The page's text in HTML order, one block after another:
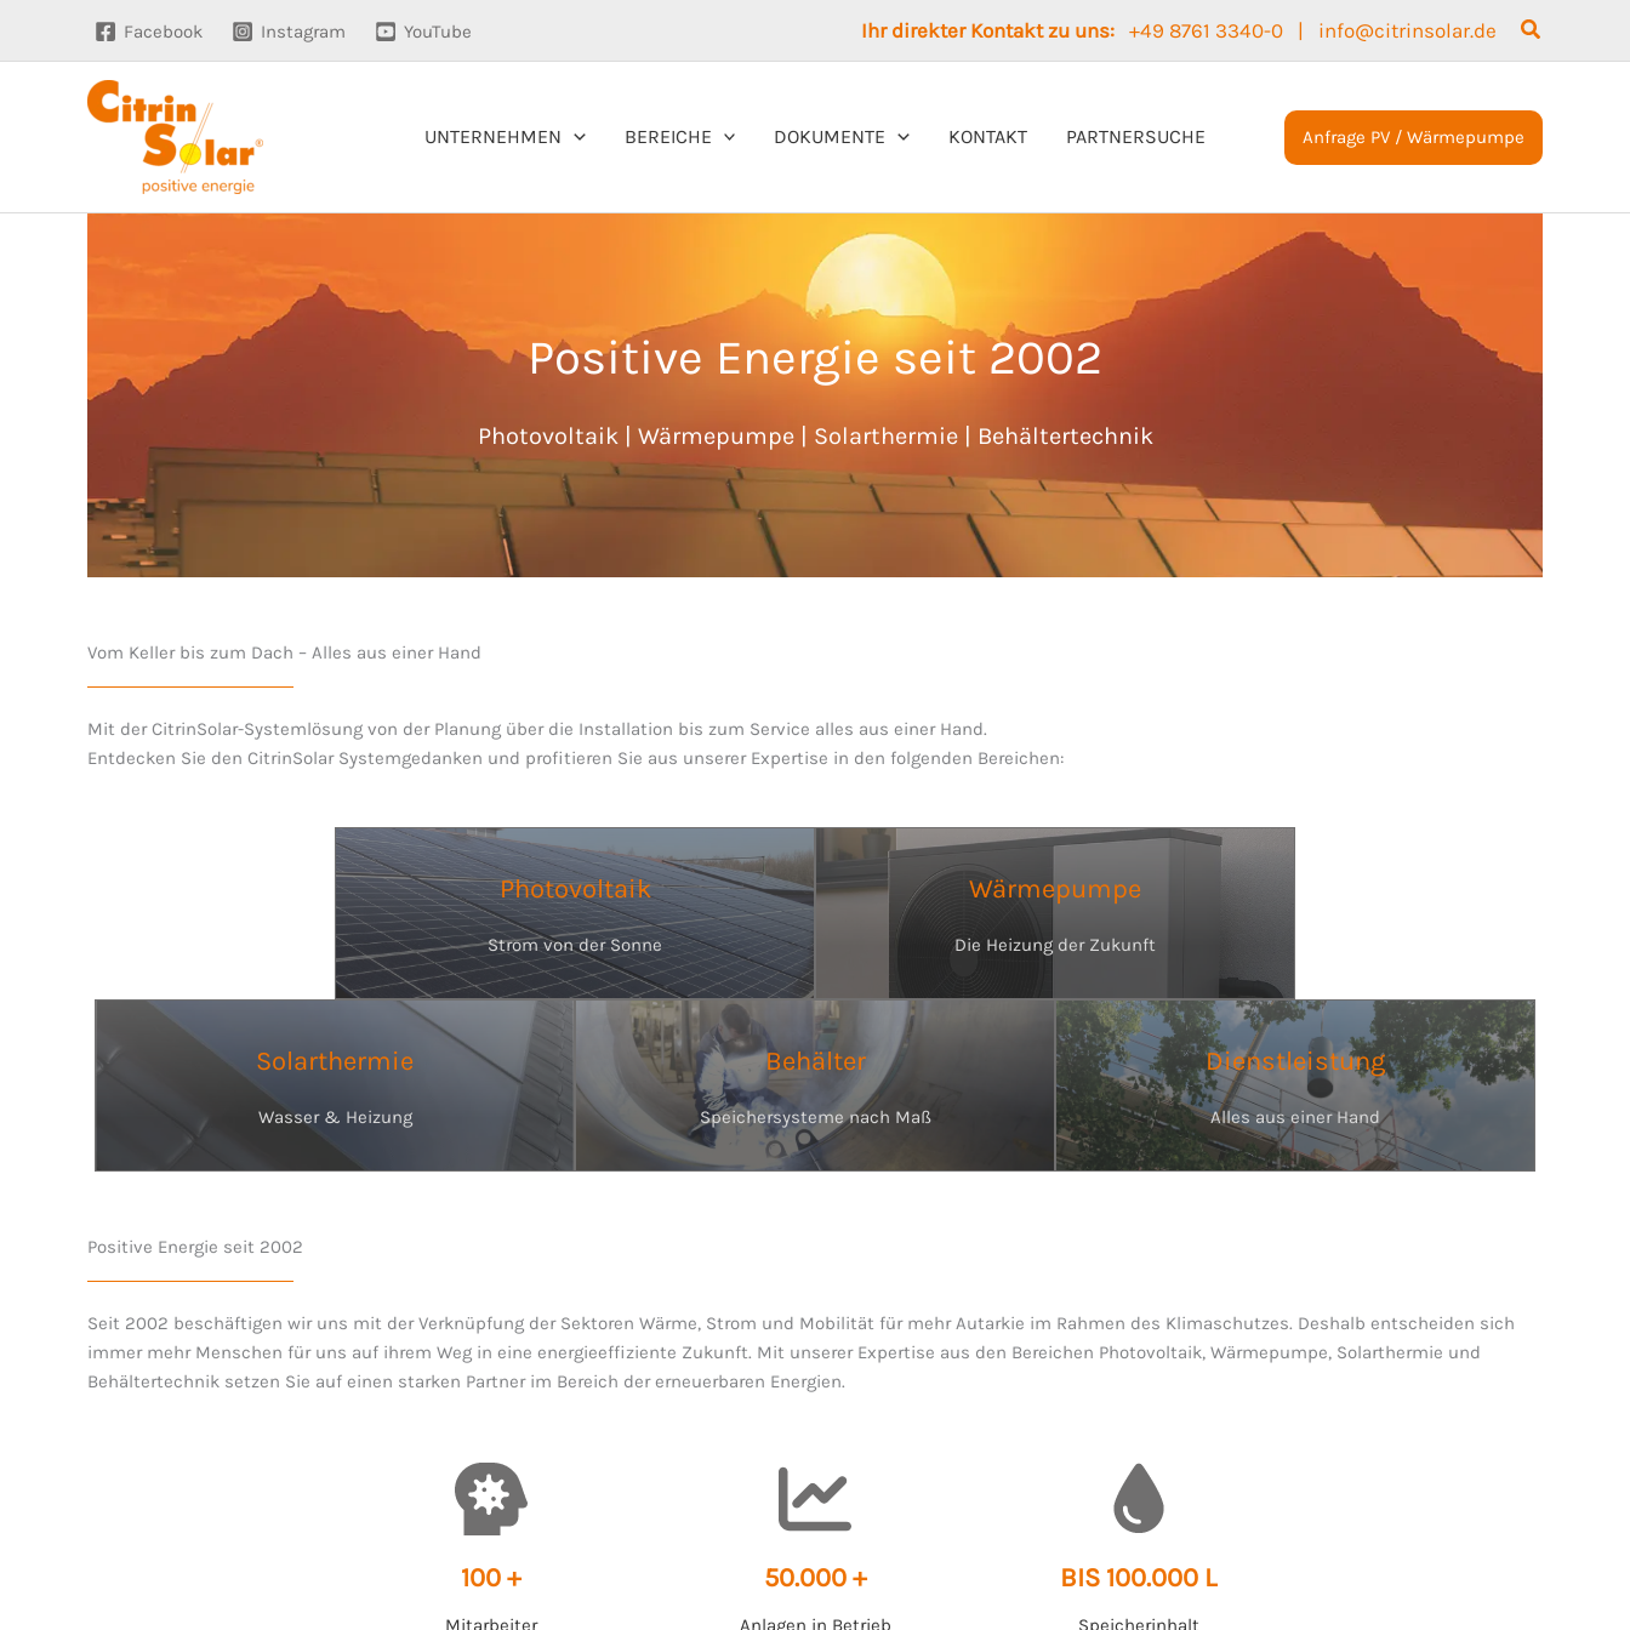
Facebook Instagram YouTube Ihr direkter Kontakt zu uns: +49 8761 3340-0| info@citrinsolar.de Suchen
UNTERNEHMEN BEREICHE DOKUMENTE KONTAKT PARTNERSUCHE Anfrage PV / Wärmepumpe
Positive Energie seit 2002
Photovoltaik | Wärmepumpe | Solarthermie | Behältertechnik
Vom Keller bis zum Dach – Alles aus einer Hand
Mit der CitrinSolar-Systemlösung von der Planung über die Installation bis zum Service alles aus einer Hand.
Entdecken Sie den CitrinSolar Systemgedanken und profitieren Sie aus unserer Expertise in den folgenden Bereichen:
Photovoltaik
Strom von der Sonne
Wärmepumpe
Die Heizung der Zukunft
Solarthermie
Wasser & Heizung
Behälter
Speichersysteme nach Maß
Dienstleistung
Alles aus einer Hand
Positive Energie seit 2002
Seit 2002 beschäftigen wir uns mit der Verknüpfung der Sektoren Wärme, Strom und Mobilität für mehr Autarkie im Rahmen des Klimaschutzes. Deshalb entscheiden sich
immer mehr Menschen für uns auf ihrem Weg in eine energieeffiziente Zukunft. Mit unserer Expertise aus den Bereichen Photovoltaik, Wärmepumpe, Solarthermie und
Behältertechnik setzen Sie auf einen starken Partner im Bereich der erneuerbaren Energien.
100 +
Mitarbeiter
50.000 +
Anlagen in Betrieb
BIS 100.000 L
Speicherinhalt